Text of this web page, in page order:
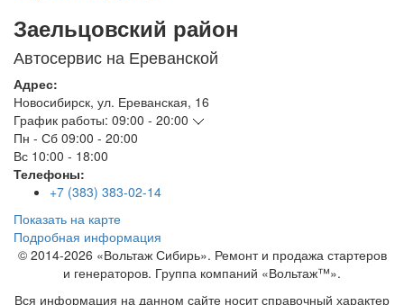
Заельцовский район
Автосервис на Ереванской
Адрес:
Новосибирск, ул. Ереванская, 16
График работы: 09:00 - 20:00
Пн - Сб 09:00 - 20:00
Вс 10:00 - 18:00
Телефоны:
+7 (383) 383-02-14
Показать на карте
Подробная информация
© 2014-2026 «Вольтаж Сибирь». Ремонт и продажа стартеров
и генераторов. Группа компаний «Вольтаж™».
Вся информация на данном сайте носит справочный характер